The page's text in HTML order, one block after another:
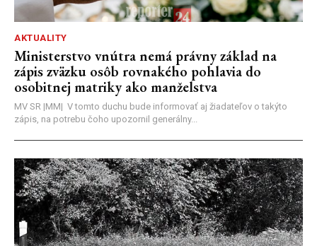
AKTUALITY
Ministerstvo vnútra nemá právny základ na
zápis zväzku osôb rovnakého pohlavia do
osobitnej matriky ako manželstva
MV SR |MM| V tomto duchu bude informovať aj žiadateľov o takýto
zápis, na potrebu čoho upozornil generálny...